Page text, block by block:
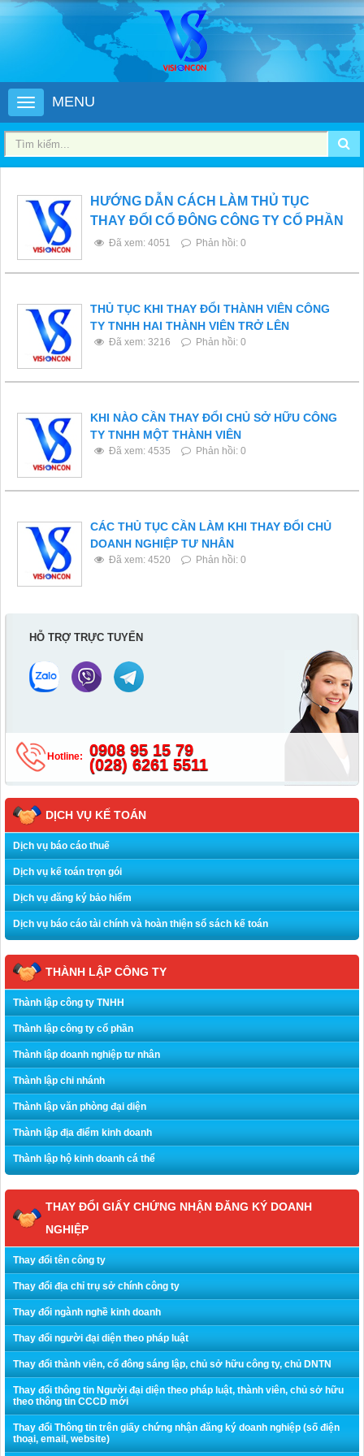
MENU
HƯỚNG DẪN CÁCH LÀM THỦ TỤC
THAY ĐỔI CỔ ĐÔNG CÔNG TY CỔ PHẦN
Đã xem: 4051 Phản hồi: 0
THỦ TỤC KHI THAY ĐỔI THÀNH VIÊN CÔNG
TY TNHH HAI THÀNH VIÊN TRỞ LÊN
Đã xem: 3216 Phản hồi: 0
KHI NÀO CẦN THAY ĐỔI CHỦ SỞ HỮU CÔNG
TY TNHH MỘT THÀNH VIÊN
Đã xem: 4535 Phản hồi: 0
CÁC THỦ TỤC CẦN LÀM KHI THAY ĐỔI CHỦ
DOANH NGHIỆP TƯ NHÂN
Đã xem: 4520 Phản hồi: 0
HỖ TRỢ TRỰC TUYẾN
Hotline:
0908 95 15 79
(028) 6261 5511
DỊCH VỤ KẾ TOÁN
Dịch vụ báo cáo thuế
Dịch vụ kế toán trọn gói
Dịch vụ đăng ký bảo hiểm
Dịch vụ báo cáo tài chính và hoàn thiện sổ sách kế toán
THÀNH LẬP CÔNG TY
Thành lập công ty TNHH
Thành lập công ty cổ phần
Thành lập doanh nghiệp tư nhân
Thành lập chi nhánh
Thành lập văn phòng đại diện
Thành lập địa điểm kinh doanh
Thành lập hộ kinh doanh cá thể
THAY ĐỔI GIẤY CHỨNG NHẬN ĐĂNG KÝ DOANH
NGHIỆP
Thay đổi tên công ty
Thay đổi địa chỉ trụ sở chính công ty
Thay đổi ngành nghề kinh doanh
Thay đổi người đại diện theo pháp luật
Thay đổi thành viên, cổ đông sáng lập, chủ sở hữu công ty, chủ DNTN
Thay đổi thông tin Người đại diện theo pháp luật, thành viên, chủ sở hữu
theo thông tin CCCD mới
Thay đổi Thông tin trên giấy chứng nhận đăng ký doanh nghiệp (số điện
thoại, email, website)